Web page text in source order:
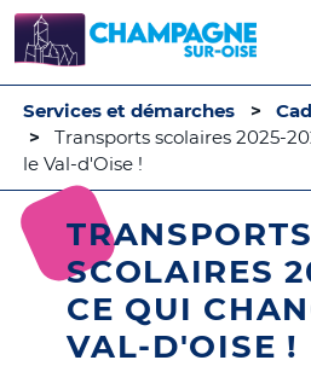
Services et démarches
Transports scolaires 2025-
le Val-d'Oise !
TRANSPORTS
SCOLAIRES
CE QUI
VAL-D'OISE !